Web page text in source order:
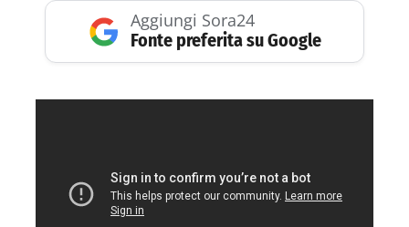
Aggiungi Sora24
Fonte preferita su Google